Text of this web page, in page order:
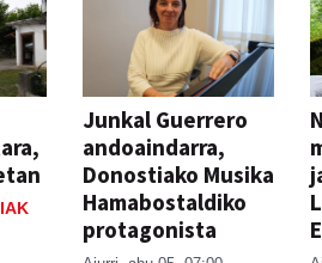
Junkal Guerrero
andoaindarra,
Donostiako Musika
Hamabostaldiko
protagonista